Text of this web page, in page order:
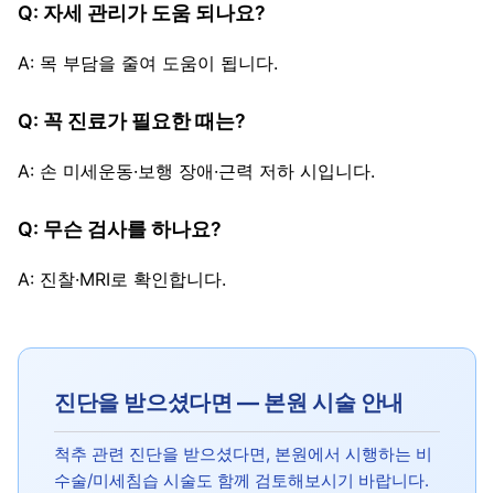
Q: 자세 관리가 도움 되나요?
A: 목 부담을 줄여 도움이 됩니다.
Q: 꼭 진료가 필요한 때는?
A: 손 미세운동·보행 장애·근력 저하 시입니다.
Q: 무슨 검사를 하나요?
A: 진찰·MRI로 확인합니다.
진단을 받으셨다면 — 본원 시술 안내
척추 관련 진단을 받으셨다면, 본원에서 시행하는 비
수술/미세침습 시술도 함께 검토해보시기 바랍니다.